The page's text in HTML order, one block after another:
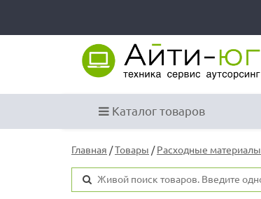
Каталог товаров
Главная /Товары /Расходные материалы